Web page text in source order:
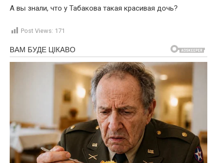
А вы знали, что у Табакова такая красивая дочь?
Post Views: 171